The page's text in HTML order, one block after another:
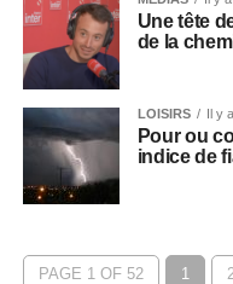
Une tête
de la
LOISIRS Il y
Pour ou
indice de
PAGE 1 OF 52 1